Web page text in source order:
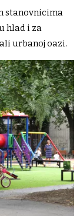
stanovnicima
hlad i za
urbanoj oazi.